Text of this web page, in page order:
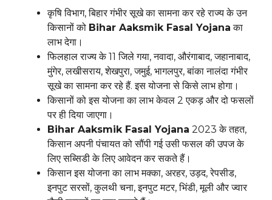
कृषि विभाग, बिहार गंभीर सूखे का सामना कर रहे राज्य के उन
किसानों को Bihar Aaksmik Fasal Yojana का
लाभ देगा।
फिलहाल राज्य के 11 जिले गया, नवादा, औरंगाबाद, जहानाबाद,
मुंगेर, लखीसराय, शेखपुरा, जमुई, भागलपुर, बांका नालंदा गंभीर
सूखे का सामना कर रहे हैं. इस योजना से किसे लाभ होगा।
किसानों को इस योजना का लाभ केवल 2 एकड़ और दो फसलों
पर ही दिया जाएगा।
Bihar Aaksmik Fasal Yojana 2023 के तहत,
किसान अपनी पंचायत को सौंपी गई उसी फसल की उपज के
लिए सब्सिडी के लिए आवेदन कर सकते हैं।
किसान इस योजना का लाभ मक्का, अरहर, उड़द, रेपसीड,
इनपुट सरसों, कुलथी चना, इनपुट मटर, भिंडी, मूली और ज्वार